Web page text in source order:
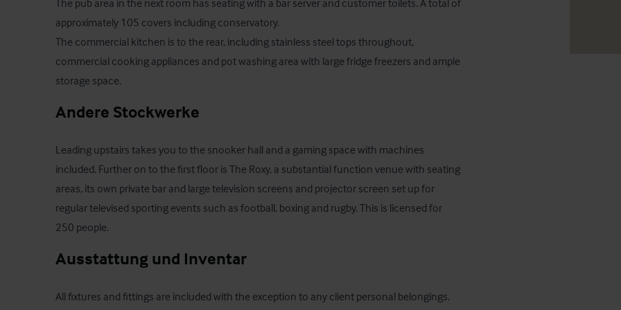
The pub area in the next room has seating with a bar server and customer toilets. A total of
approximately 105 covers including conservatory.
The commercial kitchen is to the rear, including stainless steel tops throughout,
commercial cooking appliances and pot washing area with large fridge freezers and ample
storage space.
Andere Stockwerke
Leading upstairs takes you to the snooker hall and a gaming space with machines
included. Further on to the first floor is The Roxy, a substantial function venue with seating
areas, its own private bar and large television screens and projector screen set up for
regular televised sporting events such as football, boxing and rugby. This is licensed for
250 people.
Ausstattung und Inventar
All fixtures and fittings are included with the exception to any client personal belongings.